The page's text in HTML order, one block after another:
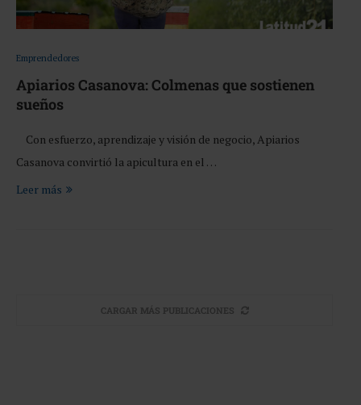
Emprendedores
Apiarios Casanova: Colmenas que sostienen
sueños
Con esfuerzo, aprendizaje y visión de negocio, Apiarios
Casanova convirtió la apicultura en el …
Leer más
CARGAR MÁS PUBLICACIONES